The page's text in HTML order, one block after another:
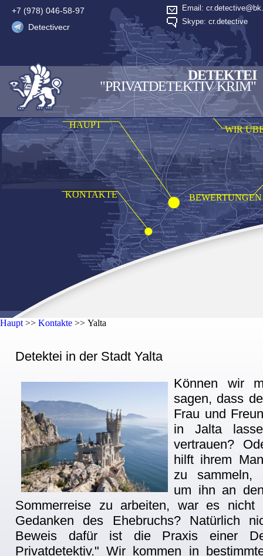
+7 (978) 046-58-97
Detectivecr
Email:
Skype: cr.detective
DETEKTEI
"PRIVATDETEKTIV KRIM"
HAUPT WIR
KONTAKTE BEWERTUNGEN
Haupt >> Kontakte >> Yalta
Detektei in der Stadt Yalta
Können wir
sagen, dass
Frau und
in Jalta
vertrauen?
hilft ihrem
zu sammeln,
um ihn an
Sommerreise zu arbeiten, war es nicht
Gedanken des Ehebruchs? Natürlich
Beweis dafür ist die Praxis einer
Privatdetektiv." Wir kommen in